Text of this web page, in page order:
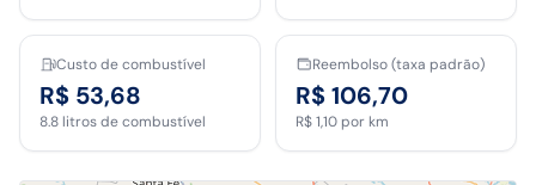
Custo de combustível
R$ 53,68
8.8 litros de combustível
Reembolso (taxa padrão)
R$ 106,70
R$ 1,10 por km